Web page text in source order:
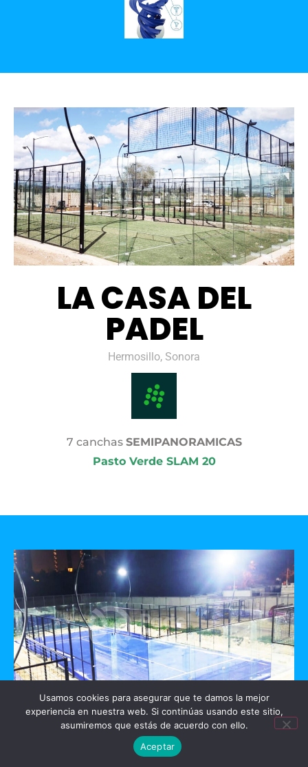
LA CASA DEL
PADEL
Hermosillo, Sonora
7 canchas SEMIPANORAMICAS
Pasto Verde SLAM 20
GO PADEL
Usamos cookies para asegurar que te damos la mejor
experiencia en nuestra web. Si continúas usando este sitio,
asumiremos que estás de acuerdo con ello.
Aceptar